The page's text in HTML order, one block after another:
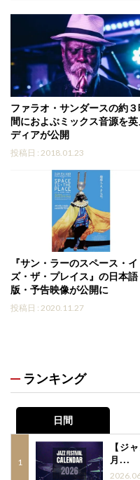
ファラオ・サンダースの約３
間におよぶミックス音源を英
ディアが公開
投稿日 : 2018.01.23
『サン・ラーのスペース・イ
ズ・ザ・プレイス』の日本語
版・予告映像が公開に
投稿日 : 2020.11.27
ランキング
日間
【ジ
月...